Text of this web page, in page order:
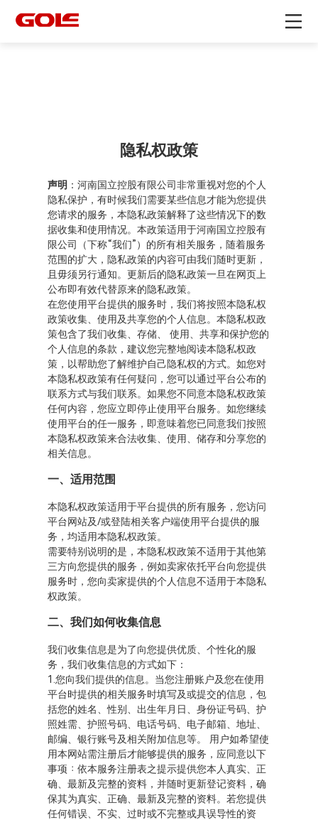
隐私权政策
声明 ：河南国立控股有限公司非常重视对您的个人
隐私保护，有时候我们需要某些信息才能为您提供
您请求的服务，本隐私政策解释了这些情况下的数
据收集和使用情况。本政策适用于河南国立控股有
限公司（下称“我们”）的所有相关服务，随着服务
范围的扩大，隐私政策的内容可由我们随时更新，
且毋须另行通知。更新后的隐私政策一旦在网页上
公布即有效代替原来的隐私政策。
在您使用平台提供的服务时，我们将按照本隐私权
政策收集、使用及共享您的个人信息。本隐私权政
策包含了我们收集、存储、 使用、共享和保护您的
个人信息的条款，建议您完整地阅读本隐私权政
策，以帮助您了解维护自己隐私权的方式。如您对
本隐私权政策有任何疑问，您可以通过平台公布的
联系方式与我们联系。如果您不同意本隐私权政策
任何内容，您应立即停止使用平台服务。如您继续
使用平台的任一服务，即意味着您已同意我们按照
本隐私权政策来合法收集、使用、储存和分享您的
相关信息。
一、适用范围
本隐私权政策适用于平台提供的所有服务，您访问
平台网站及/或登陆相关客户端使用平台提供的服
务，均适用本隐私权政策。
需要特别说明的是，本隐私权政策不适用于其他第
三方向您提供的服务，例如卖家依托平台向您提供
服务时，您向卖家提供的个人信息不适用于本隐私
权政策。
二、我们如何收集信息
我们收集信息是为了向您提供优质、个性化的服
务，我们收集信息的方式如下：
1.您向我们提供的信息。当您注册账户及您在使用
平台时提供的相关服务时填写及或提交的信息，包
括您的姓名、性别、出生年月日、身份证号码、护
照姓需、护照号码、电话号码、电子邮箱、地址、
邮编、银行账号及相关附加信息等。 用户如希望使
用本网站需注册后才能够提供的服务，应同意以下
事项∶依本服务注册表之提示提供您本人真实、正
确、最新及完整的资料，并随时更新登记资料，确
保其为真实、正确、最新及完整的资料。若您提供
任何错误、不实、过时或不完整或具误导性的资